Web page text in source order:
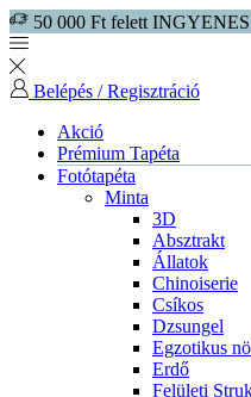
50 000 Ft felett
Belépés / Regisztráció
Akció
Prémium Tapéta
Fotótapéta
Minta
3D
Absztrakt
Állatok
Chinoiserie
Csíkos
Dzsungel
Egzotikus
Erdő
Felületi